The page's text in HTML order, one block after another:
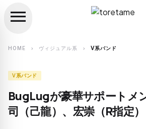
search
menu
HOME chevron_right ヴィジュアル系 chevron_right V系バンド
V系バンド
BugLugが豪華サポートメ
司（己龍）、宏崇（R指定）